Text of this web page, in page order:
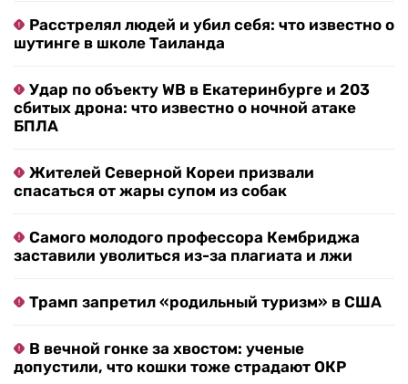
Расстрелял людей и убил себя: что известно о
шутинге в школе Таиланда
Удар по объекту WB в Екатеринбурге и 203
сбитых дрона: что известно о ночной атаке
БПЛА
Жителей Северной Кореи призвали
спасаться от жары супом из собак
Самого молодого профессора Кембриджа
заставили уволиться из-за плагиата и лжи
Трамп запретил «родильный туризм» в США
В вечной гонке за хвостом: ученые
допустили, что кошки тоже страдают ОКР